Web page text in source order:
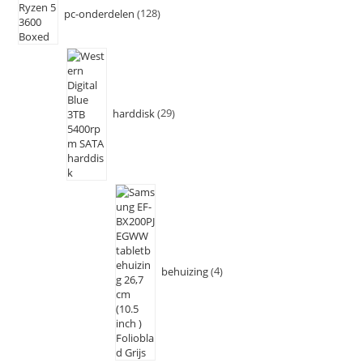
pc-onderdelen 128
harddisk 29
behuizing 4